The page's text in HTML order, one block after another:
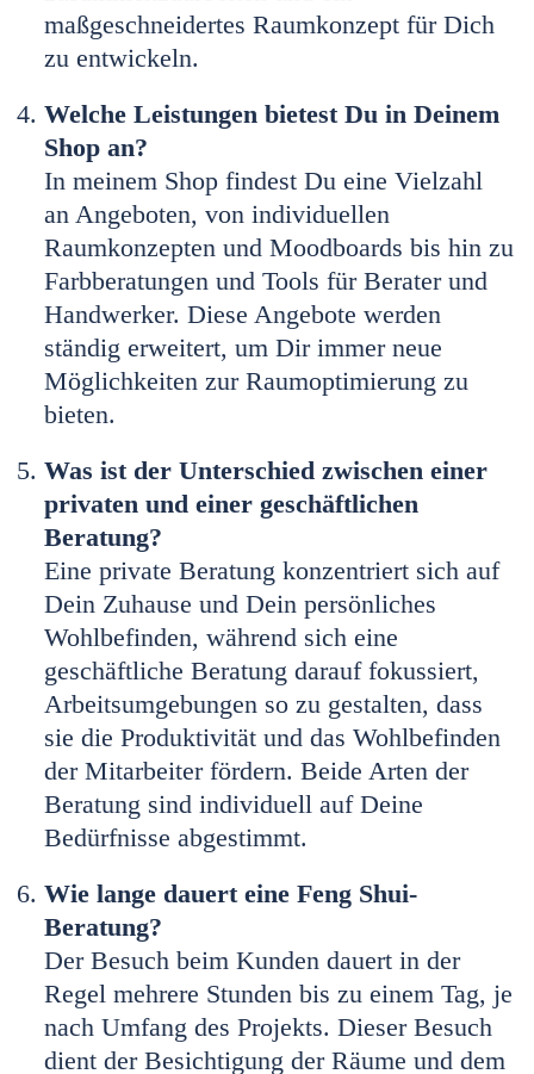
maßgeschneidertes Raumkonzept für Dich
zu entwickeln.
Welche Leistungen bietest Du in Deinem
Shop an?
In meinem Shop findest Du eine Vielzahl
an Angeboten, von individuellen
Raumkonzepten und Moodboards bis hin zu
Farbberatungen und Tools für Berater und
Handwerker. Diese Angebote werden
ständig erweitert, um Dir immer neue
Möglichkeiten zur Raumoptimierung zu
bieten.
Was ist der Unterschied zwischen einer
privaten und einer geschäftlichen
Beratung?
Eine private Beratung konzentriert sich auf
Dein Zuhause und Dein persönliches
Wohlbefinden, während sich eine
geschäftliche Beratung darauf fokussiert,
Arbeitsumgebungen so zu gestalten, dass
sie die Produktivität und das Wohlbefinden
der Mitarbeiter fördern. Beide Arten der
Beratung sind individuell auf Deine
Bedürfnisse abgestimmt.
Wie lange dauert eine Feng Shui-
Beratung?
Der Besuch beim Kunden dauert in der
Regel mehrere Stunden bis zu einem Tag, je
nach Umfang des Projekts. Dieser Besuch
dient der Besichtigung der Räume und dem